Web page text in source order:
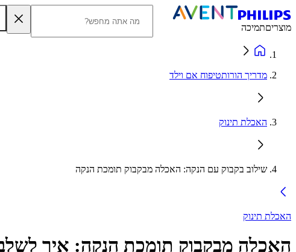
מוצריםתמיכה
מדריך הורותטיפוח אם וילד
האכלת תינוק
שילוב בקבוק עם הנקה: האכלה מבקבוק תומכת הנקה
האכלת תינוק
האכלה מבקבוק תומכת הנקה: איך